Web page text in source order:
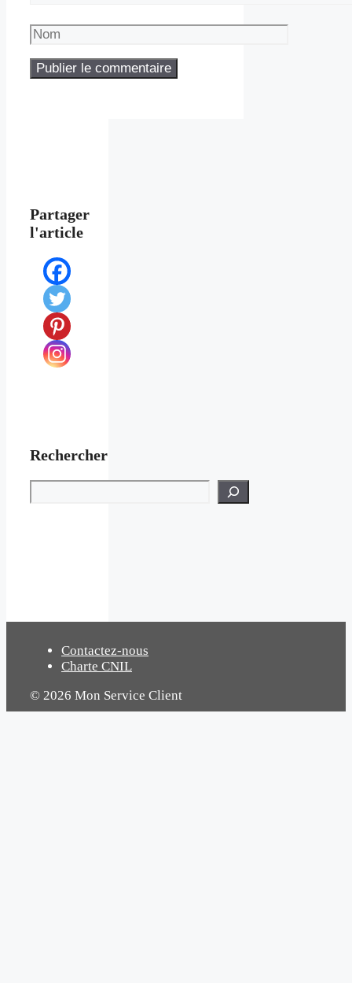
Nom
Partager
l'article
Rechercher
Contactez-nous
Charte CNIL
© 2026 Mon Service Client